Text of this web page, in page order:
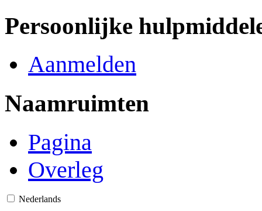
Persoonlijke
Aanmelden
Naamruimten
Pagina
Overleg
Nederlands